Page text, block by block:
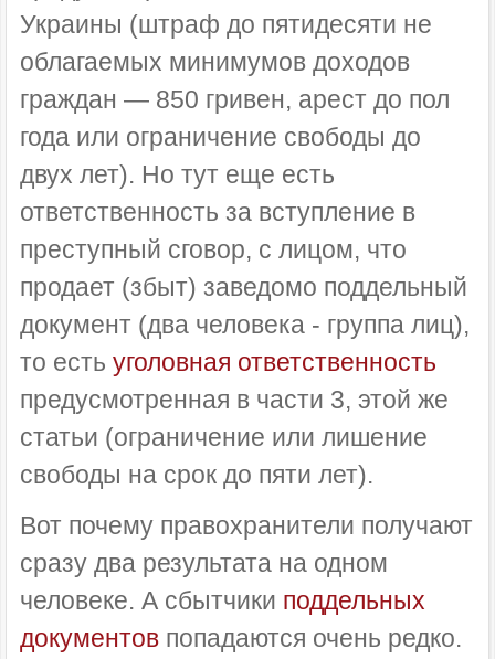
Украины (штраф до пятидесяти не
облагаемых минимумов доходов
граждан — 850 гривен, арест до пол
года или ограничение свободы до
двух лет). Но тут еще есть
ответственность за вступление в
преступный сговор, с лицом, что
продает (збыт) заведомо поддельный
документ (два человека - группа лиц),
то есть уголовная ответственность
предусмотренная в части 3, этой же
статьи (ограничение или лишение
свободы на срок до пяти лет).
Вот почему правохранители получают
сразу два результата на одном
человеке. А сбытчики поддельных
документов попадаются очень редко.